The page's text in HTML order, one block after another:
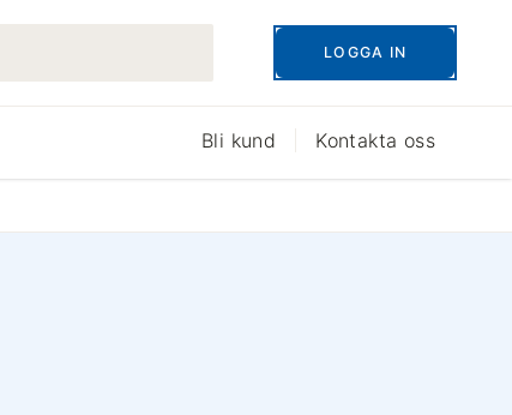
LOGGA IN
Bli kund Kontakta oss